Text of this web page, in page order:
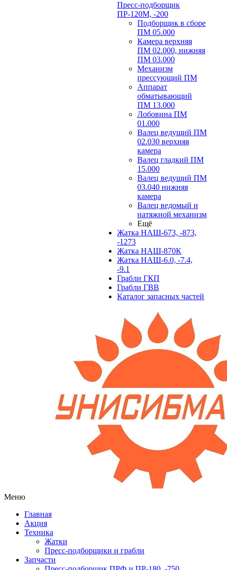
Пресс-подборщик
ПР-120М, -200
Подборщик в сборе
ПМ 05.000
Камера верхняя
ПМ 02.000, нижняя
ПМ 03.000
Механизм
прессующий ПМ
Аппарат
обматывающий
ПМ 13.000
Лобовина ПМ
01.000
Валец ведущий ПМ
02.030 верхняя
камера
Валец гладкий ПМ
15.000
Валец ведущий ПМ
03.040 нижняя
камера
Валец ведомый и
натяжной механизм
Ещё
Жатка НАШ-673, -873,
-1273
Жатка НАШ-870К
Жатка НАШ-6.0, -7.4,
-9.1
Грабли ГКП
Грабли ГВВ
Каталог запасных частей
Меню
Главная
Акция
Техника
Жатки
Пресс-подборщики и грабли
Запчасти